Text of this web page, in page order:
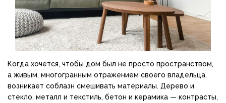
Когда хочется, чтобы дом был не просто пространством,
а живым, многогранным отражением своего владельца,
возникает соблазн смешивать материалы. Дерево и
стекло, металл и текстиль, бетон и керамика — контрасты,